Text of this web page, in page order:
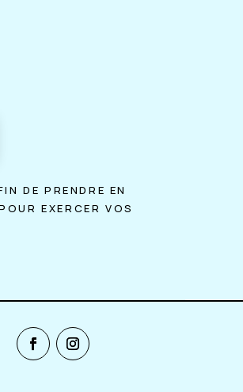
DE PRENDRE EN
EXERCER VOS